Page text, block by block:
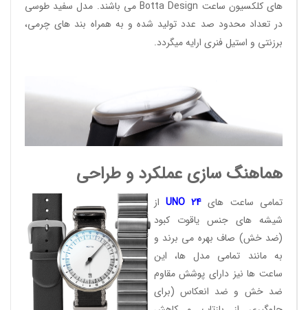
های کلکسیون ساعت Botta Designمی باشند. مدل سفید طوسی
در تعداد محدود صد عدد تولید شده و به همراه بند های چرمی،
برزنتی و استیل فنری ارایه میگردد.
هماهنگ سازی عملکرد و طراحی
تمامی ساعت های UNO 24
از
شیشه های جنس یاقوت کبود
(ضد خش) صاف بهره می برند و
به مانند تمامی مدل ها، این
ساعت ها نیز دارای پوشش مقاوم
ضد خش و ضد انعکاس (برای